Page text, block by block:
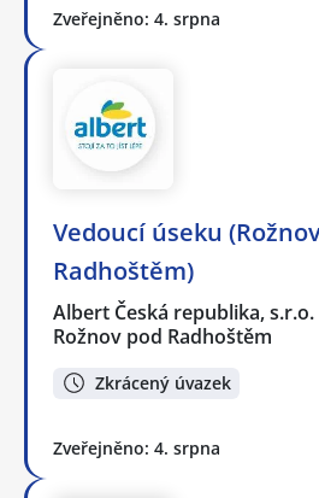
Zveřejněno: 4. srpna
Vedoucí úseku
Radhoštěm)
Albert Česká republika, s.r.o.
Rožnov pod Radhoštěm
Zkrácený úvazek
Zveřejněno: 4. srpna